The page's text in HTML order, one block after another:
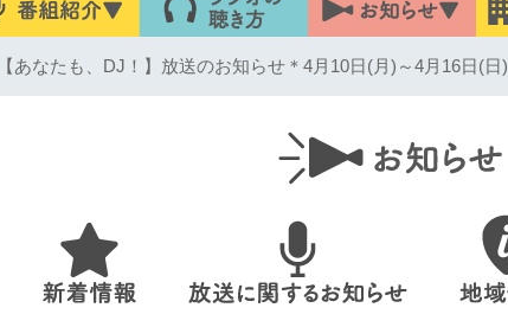
【あなたも、DJ！】放送のお知らせ＊4月10日(月)～4月16日(日)